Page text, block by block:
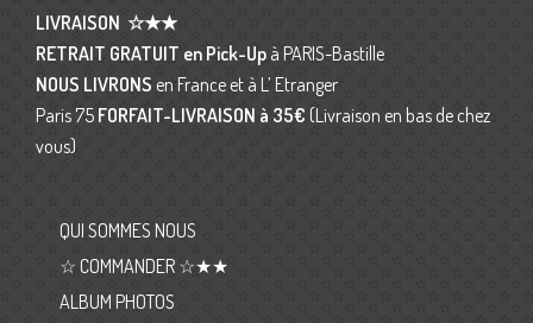
LIVRAISON ☆★★
RETRAIT GRATUIT en Pick-Up à PARIS-Bastille
NOUS LIVRONS en France et à L’ Etranger
Paris 75 FORFAIT-LIVRAISON à 35€ (Livraison en bas de chez
vous)
QUI SOMMES NOUS
☆ COMMANDER ☆★★
ALBUM PHOTOS